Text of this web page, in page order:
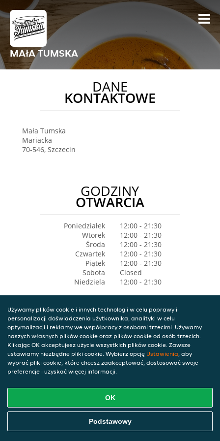
MAłA TUMSKA
DANE
KONTAKTOWE
Mała Tumska
Mariacka
70-546, Szczecin
GODZINY
OTWARCIA
Poniedziałek
12:00 - 21:30
Wtorek
12:00 - 21:30
Środa
12:00 - 21:30
Czwartek
12:00 - 21:30
Piątek
12:00 - 21:30
Sobota
Closed
Niedziela
12:00 - 21:30
Używamy plików cookie i innych technologii w celu poprawy i
personalizacji doświadczenia użytkownika, analityki w celu
optymalizacji i reklamy we współpracy z osobami trzecimi. Używamy
naszych własnych plików cookie oraz plików cookie od osób trzecich.
Klikając OK akceptujesz użycie wszystkich plików cookie. Zawsze
ustawiamy niezbędne pliki cookie. Wybierz opcję Ustawienia, aby
wybrać pliki cookie, które chcesz zaakceptować, dostosować swoje
preferencje i uzyskać więcej informacji.
OK
Podstawowy